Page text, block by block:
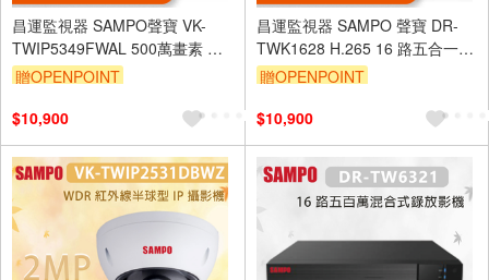
昌運監視器 SAMPO聲寶 VK-
TWIP5349FWAL 500萬畫素 全
彩定焦暖光 IP 攝影機 內建麥克
贈OPENPOINT
$10,900
昌運監視器 SAMPO 聲寶 DR-
TWK1628 H.265 16 路五合一監
控主機 最大支援10TB 硬碟
贈OPENPOINT
$10,900